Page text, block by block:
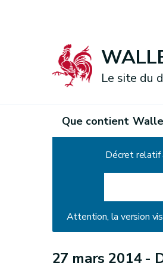
Le site du
Que contient
Décret relatif
Attention, la version
27 mars 2014 -